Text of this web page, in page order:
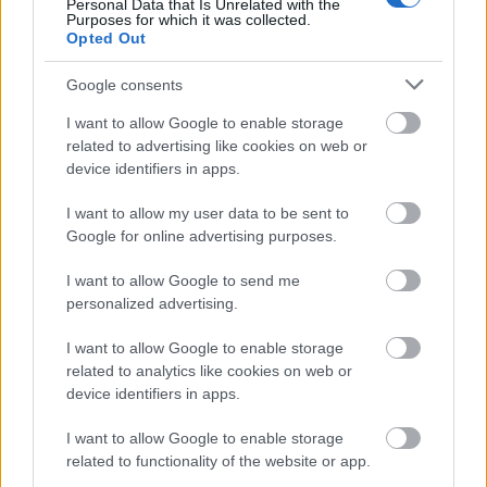
Personal Data that Is Unrelated with the
Purposes for which it was collected.
Opted Out
Google consents
I want to allow Google to enable storage
related to advertising like cookies on web or
device identifiers in apps.
I want to allow my user data to be sent to
Google for online advertising purposes.
I want to allow Google to send me
personalized advertising.
I want to allow Google to enable storage
related to analytics like cookies on web or
device identifiers in apps.
I want to allow Google to enable storage
related to functionality of the website or app.
dengan kombinasi bahan-bahan sehat yang
berlimpah. Isiannya meliputi remah tahu berbumbu
berwarna cokelat keemasan dengan bagian luar
yang sedikit renyah, kol ungu yang diiris halus,
potongan wortel tipis, paprika merah potong dadu,
potongan alpukat lembut, irisan daun bawang, dan
taburan biji wijen. Variasi warna menciptakan
yang cerah, menekankan kesegaran dan daya tarik
nutrisinya.
Selada itu sendiri tampak renyah dan segar, dengan
tekstur yang terlihat dan lipatan lembut yang
daunnya berkontribusi pada keseluruhan kesan
visual yang sehat dan menyegarkan pada gambar.
Isiannya ditata berlapis-lapis dengan artistik untuk
membuat bungkusannya tampak mengenyangkan
namun tetap ringan dan bergizi. Detail kecil seperti